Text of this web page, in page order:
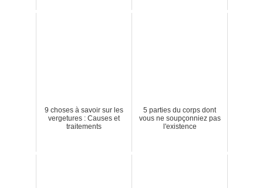
9 choses à savoir sur les
vergetures : Causes et
traitements
5 parties du corps dont
vous ne soupçonniez pas
l'existence